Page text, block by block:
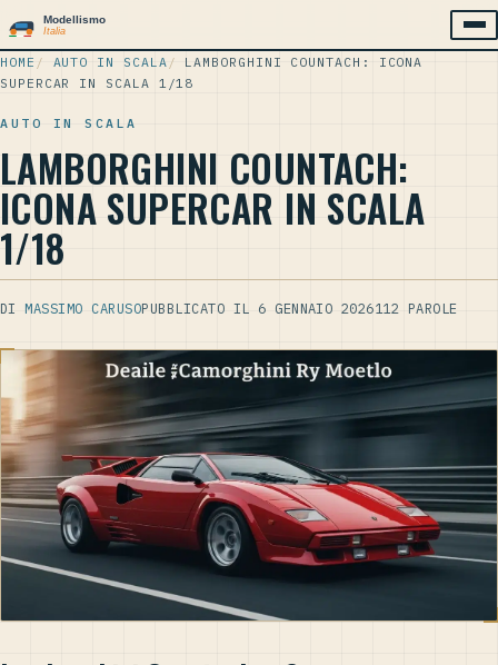
HOME / AUTO IN SCALA /
LAMBORGHINI COUNTACH: ICONA
SUPERCAR IN SCALA 1/18
AUTO IN SCALA
LAMBORGHINI COUNTACH:
ICONA SUPERCAR IN SCALA
1/18
DIMASSIMO CARUSOPUBBLICATO IL 6 GENNAIO 2026112 PAROLE